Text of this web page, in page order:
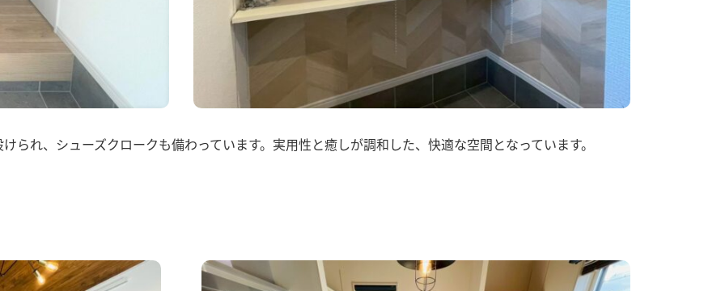
られ、シューズクロークも備わっています。実用性と癒しが調和した、快適な空間となっています。